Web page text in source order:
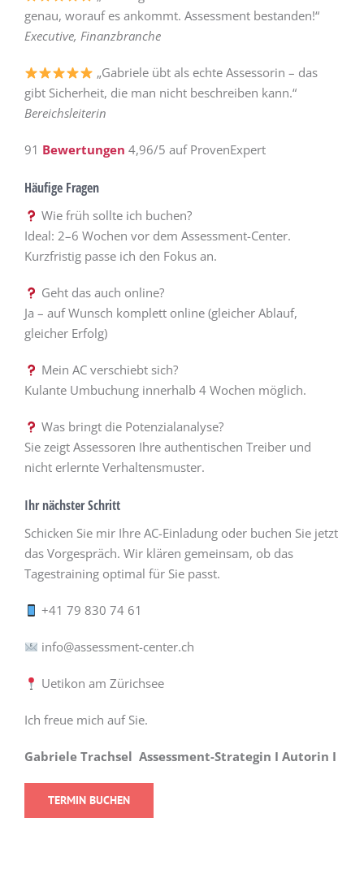
genau, worauf es ankommt. Assessment bestanden!“
Executive, Finanzbranche
„Gabriele übt als echte Assessorin – das
gibt Sicherheit, die man nicht beschreiben kann.“
Bereichsleiterin
91 Bewertungen 4,96/5 auf ProvenExpert
Häufige Fragen
Wie früh sollte ich buchen?
Ideal: 2–6 Wochen vor dem Assessment-Center.
Kurzfristig passe ich den Fokus an.
Geht das auch online?
Ja – auf Wunsch komplett online (gleicher Ablauf,
gleicher Erfolg)
Mein AC verschiebt sich?
Kulante Umbuchung innerhalb 4 Wochen möglich.
Was bringt die Potenzialanalyse?
Sie zeigt Assessoren Ihre authentischen Treiber und
nicht erlernte Verhaltensmuster.
Ihr nächster Schritt
Schicken Sie mir Ihre AC-Einladung oder buchen Sie jetzt
das Vorgespräch. Wir klären gemeinsam, ob das
Tagestraining optimal für Sie passt.
+41 79 830 74 61
info@assessment-center.ch
Uetikon am Zürichsee
Ich freue mich auf Sie.
Gabriele Trachsel Assessment-Strategin I Autorin I
TERMIN BUCHEN